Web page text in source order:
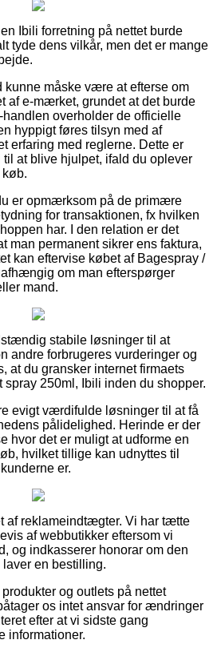
Ibili forretning på nettet burde
tyde dens vilkår, men det er mange
kunne måske være at efterse om
af e-mærket, grundet at det burde
overholder de officielle
hyppigt føres tilsyn med af
erfaring med reglerne. Dette er
at blive hjulpet, ifald du oplever
er opmærksom på de primære
for transaktionen, fx hvilken
har. I den relation er det
man permanent sikrer ens faktura,
kan eftervise købet af Bagespray /
om man efterspørger
mand.
stabile løsninger til at
andre forbrugeres vurderinger og
at du gransker internet firmaets
spray 250ml, Ibili inden du shopper.
evigt værdifulde løsninger til at få
pålidelighed. Herinde er der
hvor det er muligt at udforme en
hvilket tillige kan udnyttes til
er.
af reklameindtægter. Vi har tætte
af webbutikker eftersom vi
og indkasserer honorar om den
en bestilling.
og outlets på nettet
os intet ansvar for ændringer
efter at vi sidste gang
informationer.